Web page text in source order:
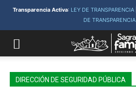
Transparencia Activa: LEY DE TRANSPARENCIA|
DE TRANSPARENCIA
DIRECCIÓN DE SEGURIDAD PÚBLICA